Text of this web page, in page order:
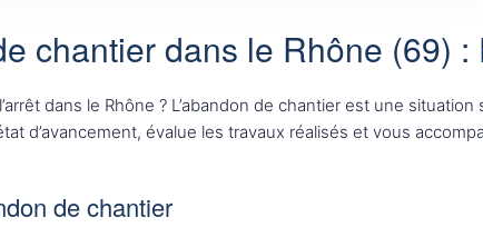
chantier dans le Rhône (69)
dans le Rhône ? L’abandon de chantier est une
d’avancement, évalue les travaux réalisés et vous
de chantier